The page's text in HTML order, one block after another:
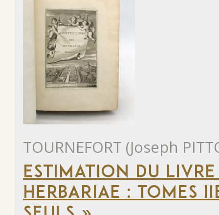
TOURNEFORT (Joseph
ESTIMATION DU
HERBARIAE : TOMES